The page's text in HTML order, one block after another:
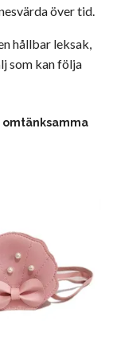
över tid.
hållbar leksak,
som kan följa
omtänksamma